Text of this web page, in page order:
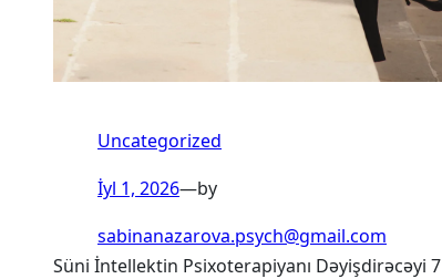
Uncategorized
İyl 1, 2026—by
sabinanazarova.psych@gmail.com
Süni İntellektin Psixoterapiyanı Dəyişdirəcəyi 7